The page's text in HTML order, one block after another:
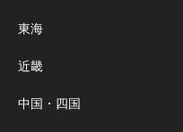
東海
近畿
中国・四国